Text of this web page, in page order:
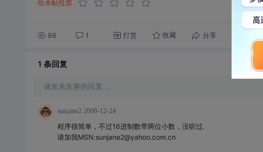
给本帖投票
98 1 打赏 收藏 分享
1 条回复
请发表友善的回复…
sunjane2 2008-12-24
程序很简单，不过16进制数带两位小数，没听过.
请加我MSN:sunjane2@yahoo.com.cn